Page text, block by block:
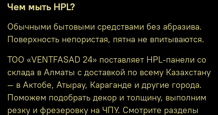
Чем мыть HPL?
Обычными бытовыми средствами без абразива.
Поверхность непористая, пятна не впитываются.
ТОО «VENTFASAD 24» поставляет HPL-панели со
склада в Алматы с доставкой по всему Казахстану
— в Актобе, Атырау, Караганде и другие города.
Поможем подобрать декор и толщину, выполним
резку и фрезеровку на ЧПУ. Смотрите разделы